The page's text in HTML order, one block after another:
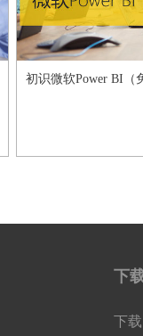
初识微软Power BI（
下
下